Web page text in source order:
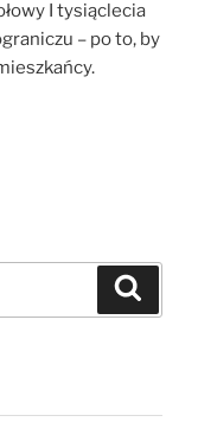
I tysiąclecia
– po to, by